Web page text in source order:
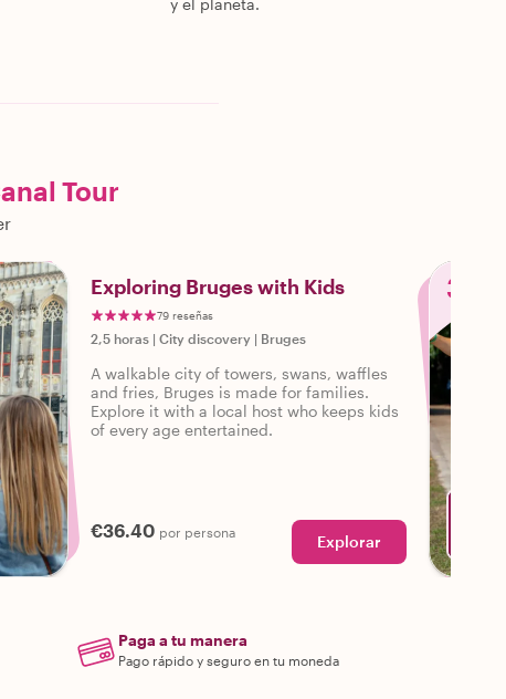
y el planeta.
Tour
Exploring Bruges with Kids
79 reseñas
2,5 horas | City discovery | Bruges
A walkable city of towers, swans, waffles
and fries, Bruges is made for families.
Explore it with a local host who keeps kids
of every age entertained.
€36.40 por persona Explorar
3
Paga a tu manera
Pago rápido y seguro en tu moneda